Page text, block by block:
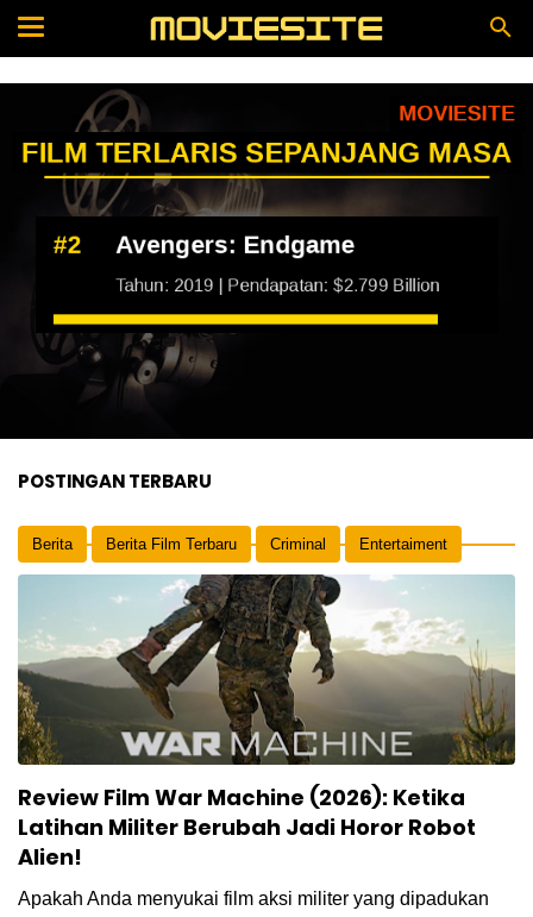
POSTINGAN TERBARU
Berita Berita Film Terbaru Criminal Entertaiment
Sinopsis Thriller
Review Film War Machine (2026): Ketika
Latihan Militer Berubah Jadi Horor Robot
Alien!
Apakah Anda menyukai film aksi militer yang dipadukan